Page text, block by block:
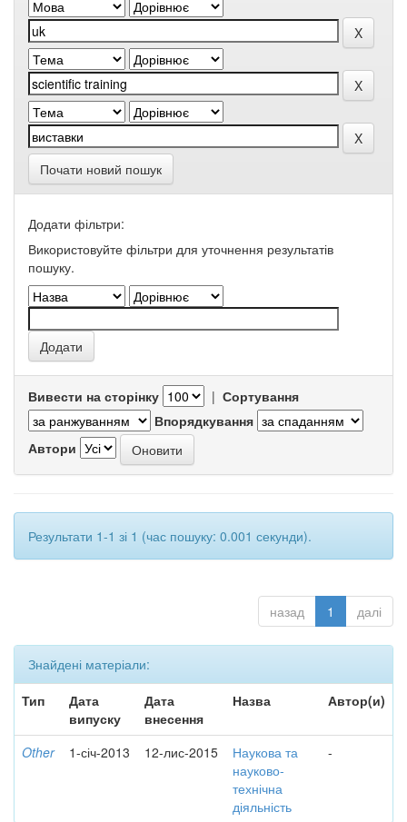
Почати новий пошук
Додати фільтри:
Використовуйте фільтри для уточнення результатів
пошуку.
Вивести на сторінку | Сортування
Впорядкування
Автори
Результати 1-1 зі 1 (час пошуку: 0.001 секунди).
назад 1 далі
Знайдені матеріали:
Тип
Дата
випуску
Дата
внесення
Назва Автор(и)
Other 1-січ-2013 12-лис-2015
Наукова та
науково-
технічна
діяльність
-